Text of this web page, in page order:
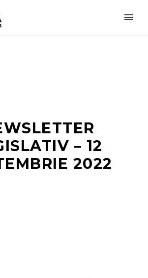
– 12
2022